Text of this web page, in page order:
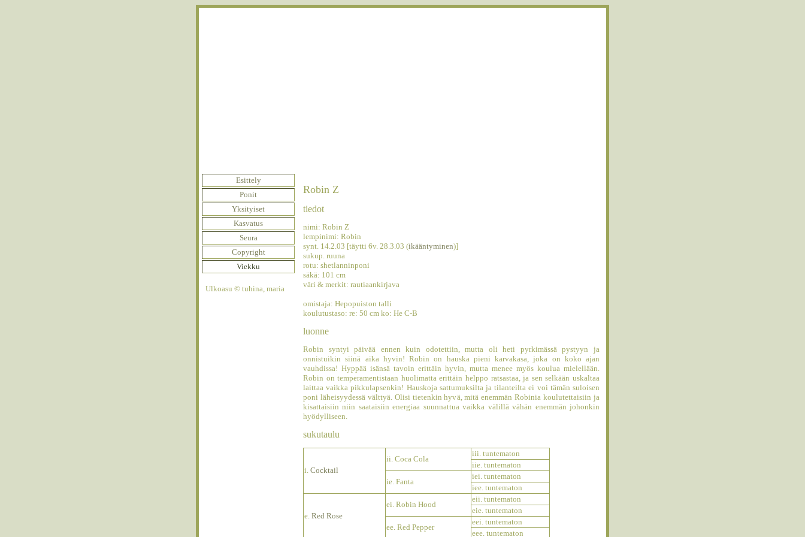
Esittely
Ponit
Yksityiset
Kasvatus
Seura
Copyright
Viekku
Ulkoasu © tuhina, maria
Robin Z
tiedot
nimi: Robin Z
lempinimi: Robin
synt. 14.2.03 [täytti 6v. 28.3.03 (ikääntyminen)]
sukup. ruuna
rotu: shetlanninponi
säkä: 101 cm
väri & merkit: rautiaankirjava
omistaja: Hepopuiston talli
koulutustaso: re: 50 cm ko: He C-B
luonne
Robin syntyi päivää ennen kuin odotettiin, mutta oli heti pyrkimässä pystyyn ja
onnistuikin siinä aika hyvin! Robin on hauska pieni karvakasa, joka on koko ajan
vauhdissa! Hyppää isänsä tavoin erittäin hyvin, mutta menee myös koulua mielellään.
Robin on temperamentistaan huolimatta erittäin helppo ratsastaa, ja sen selkään uskaltaa
laittaa vaikka pikkulapsenkin! Hauskoja sattumuksilta ja tilanteilta ei voi tämän suloisen
poni läheisyydessä välttyä. Olisi tietenkin hyvä, mitä enemmän Robinia koulutettaisiin ja
kisattaisiin niin saataisiin energiaa suunnattua vaikka välillä vähän enemmän johonkin
hyödylliseen.
sukutaulu
i. Cocktail
ii. Coca Cola
iii. tuntematon
iie. tuntematon
ie. Fanta
iei. tuntematon
iee. tuntematon
e. Red Rose
ei. Robin Hood
eii. tuntematon
eie. tuntematon
ee. Red Pepper
eei. tuntematon
eee. tuntematon